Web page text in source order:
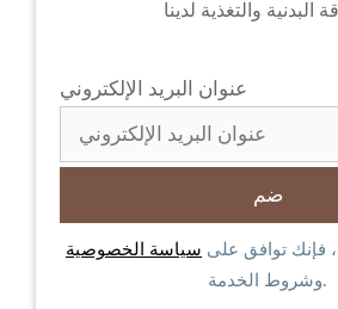
عنوان البريد الإلكتروني
فإنك توافق على سياسة الخصوصية
وشروط الخدمة.